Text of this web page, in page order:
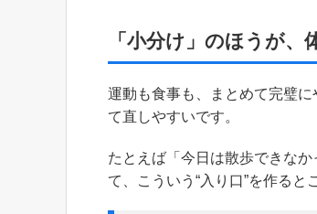
「小分け」のほうが
運動も食事も、まとめて完璧
て直しやすいです。
たとえば「今日は散歩できなか
て、こういう“入り口”を作ると